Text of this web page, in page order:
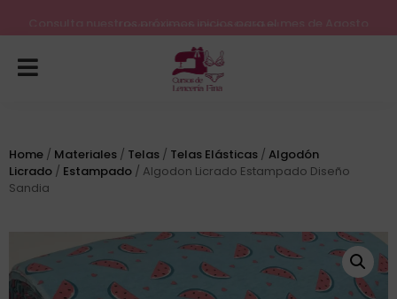
Consulta nuestros próximos inicios para el mes de Agosto
Home / Materiales / Telas / Telas Elásticas / Algodón
Licrado / Estampado / Algodon Licrado Estampado Diseño
Sandia